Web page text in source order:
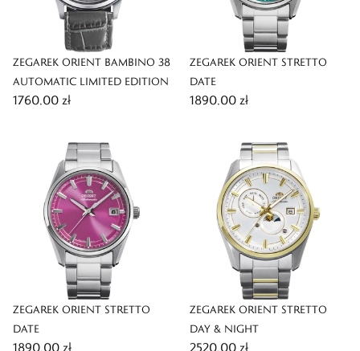
ZEGAREK ORIENT BAMBINO 38
AUTOMATIC LIMITED EDITION
1760,00 zł
ZEGAREK ORIENT STRETTO
DATE
1890,00 zł
ZEGAREK ORIENT STRETTO
DATE
1890,00 zł
ZEGAREK ORIENT STRETTO
DAY & NIGHT
2520,00 zł